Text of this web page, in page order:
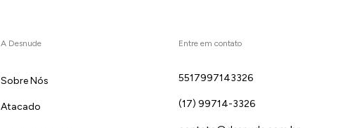
A Desnude
Sobre Nós
Atacado
Entre em contato
5517997143326
(17) 99714-3326